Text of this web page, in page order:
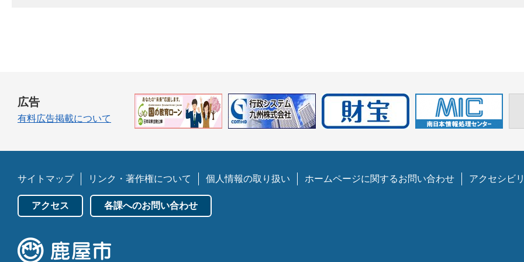
広告
有料広告掲載について
サイトマップ リンク・著作権について 個人情報の取り扱い ホームページに関するお問い合わせ アクセシビ
アクセス 各課へのお問い合わせ